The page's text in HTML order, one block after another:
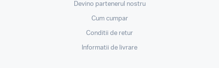
Devino partenerul nostru
Cum cumpar
Conditii de retur
Informatii de livrare